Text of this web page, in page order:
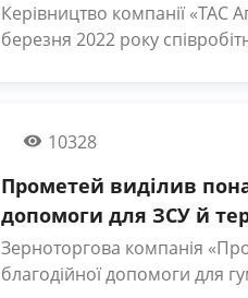
Керівництво компанії «ТАС
березня 2022 року
мужність і професіоналізм
прийняли рішення
виробничих підрозділах. Я
Агро» за невтомну працю та
— підсумував Нил
10328
Прометей виділив
допомоги для ЗСУ й
Зерноторгова компанія
благодійної допомоги для